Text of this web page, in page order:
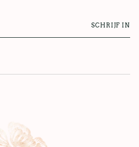
SCHRIJF IN